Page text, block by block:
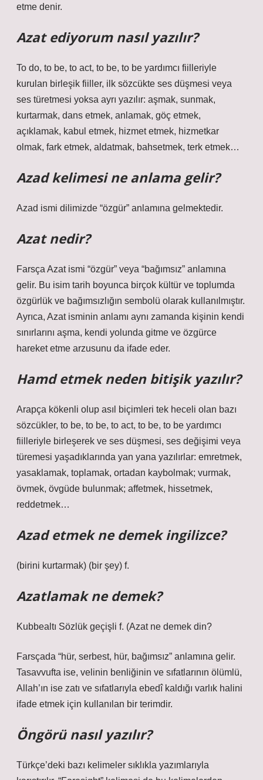
etme denir.
Azat ediyorum nasıl yazılır?
To do, to be, to act, to be, to be yardımcı fiilleriyle
kurulan birleşik fiiller, ilk sözcükte ses düşmesi veya
ses türetmesi yoksa ayrı yazılır: aşmak, sunmak,
kurtarmak, dans etmek, anlamak, göç etmek,
açıklamak, kabul etmek, hizmet etmek, hizmetkar
olmak, fark etmek, aldatmak, bahsetmek, terk etmek…
Azad kelimesi ne anlama gelir?
Azad ismi dilimizde “özgür” anlamına gelmektedir.
Azat nedir?
Farsça Azat ismi “özgür” veya “bağımsız” anlamına
gelir. Bu isim tarih boyunca birçok kültür ve toplumda
özgürlük ve bağımsızlığın sembolü olarak kullanılmıştır.
Ayrıca, Azat isminin anlamı aynı zamanda kişinin kendi
sınırlarını aşma, kendi yolunda gitme ve özgürce
hareket etme arzusunu da ifade eder.
Hamd etmek neden bitişik yazılır?
Arapça kökenli olup asıl biçimleri tek heceli olan bazı
sözcükler, to be, to be, to act, to be, to be yardımcı
fiilleriyle birleşerek ve ses düşmesi, ses değişimi veya
türemesi yaşadıklarında yan yana yazılırlar: emretmek,
yasaklamak, toplamak, ortadan kaybolmak; vurmak,
övmek, övgüde bulunmak; affetmek, hissetmek,
reddetmek…
Azad etmek ne demek ingilizce?
(birini kurtarmak) (bir şey) f.
Azatlamak ne demek?
Kubbealtı Sözlük geçişli f. (Azat ne demek din?
Farsçada “hür, serbest, hür, bağımsız” anlamına gelir.
Tasavvufta ise, velinin benliğinin ve sıfatlarının ölümlü,
Allah’ın ise zatı ve sıfatlarıyla ebedî kaldığı varlık halini
ifade etmek için kullanılan bir terimdir.
Öngörü nasıl yazılır?
Türkçe’deki bazı kelimeler sıklıkla yazımlarıyla